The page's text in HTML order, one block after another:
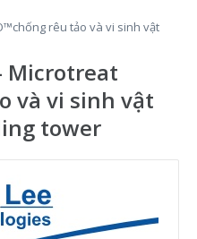
rêu tảo và vi sinh vật
Microtreat
và vi sinh vật
tower